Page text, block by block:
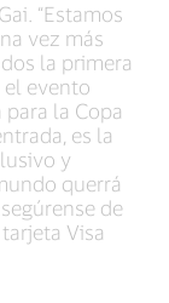
“Estamos
vez más
la primera
evento
la Copa
es la
y
querrá
de
Visa